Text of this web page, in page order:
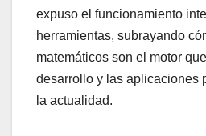
expuso el funcionamiento
herramientas, subrayando
matemáticos son el motor
desarrollo y las aplicaciones
la actualidad.